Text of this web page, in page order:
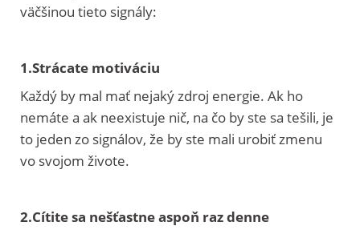
väčšinou tieto signály:
1.Strácate motiváciu
Každý by mal mať nejaký zdroj energie. Ak ho
nemáte a ak neexistuje nič, na čo by ste sa tešili, je
to jeden zo signálov, že by ste mali urobiť zmenu
vo svojom živote.
2.Cítite sa nešťastne aspoň raz denne